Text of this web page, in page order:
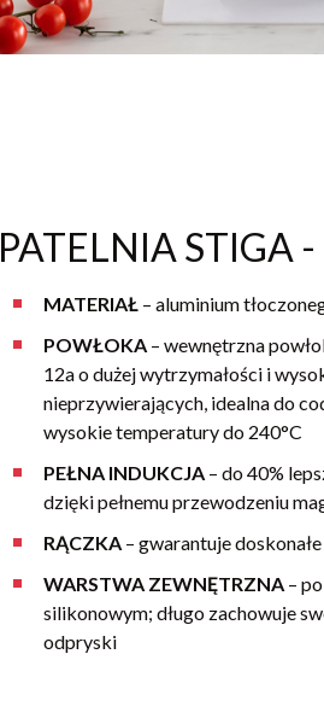
PATELNIA STIGA
MATERIAŁ – aluminium
POWŁOKA – wewnętrzna
12a o dużej wytrzymałości i
nieprzywierających, idealna do
wysokie temperatury do 240°C
PEŁNA INDUKCJA – do 40%
dzięki pełnemu przewodzeniu
RĄCZKA – gwarantuje
WARSTWA ZEWNĘTRZNA –
silikonowym; długo zachowuje
odpryski